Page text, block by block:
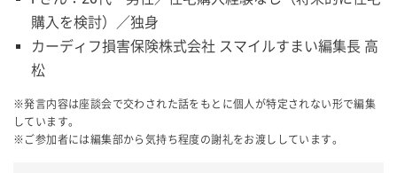
購入を検討）／独身
カーディフ損害保険株式会社 スマイルすまい編集長 高
松
※発言内容は座談会で交わされた話をもとに個人が特定されない形で編集
しています。
※ご参加者には編集部から気持ち程度の謝礼をお渡ししています。